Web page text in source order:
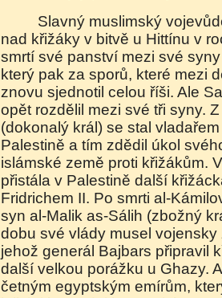
Slavný muslimský vojevůdce Saláhuddín, vítěz
nad křižáky v bitvě u Hittínu v
smrtí své panství mezi své
který pak za sporů, které mezi
znovu sjednotil celou říši. Ale
opět rozdělil mezi své tři syny.
(dokonalý král) se stal
Palestině a tím zdědil úkol
islámské země proti křižákům.
přistála v Palestině další
Fridrichem II. Po smrti al-
syn al-Malik as-Sálih (zbožný
dobu své vlády musel
jehož generál Bajbars připravil
další velkou porážku u Ghazy.
četným egyptským emírům,